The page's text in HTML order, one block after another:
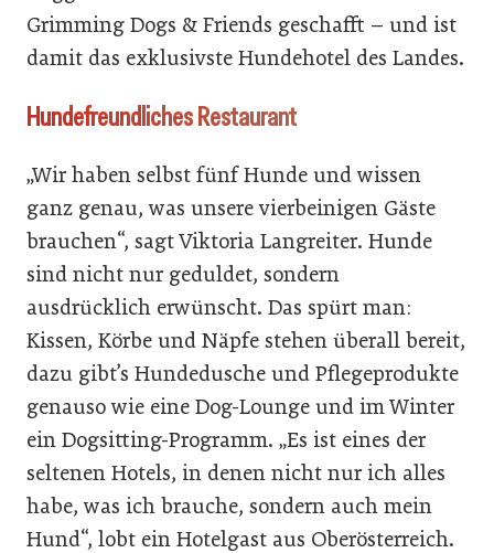
Grimming Dogs & Friends geschafft – und ist
damit das exklusivste Hundehotel des Landes.
Hundefreundliches ­Restaurant
„Wir haben selbst fünf Hunde und wissen
ganz genau, was unsere vierbeinigen Gäste
brauchen“, sagt Viktoria Langreiter. Hunde
sind nicht nur geduldet, sondern
ausdrücklich erwünscht. Das spürt man:
Kissen, Körbe und Näpfe stehen überall bereit,
dazu gibt’s Hundedusche und Pflegeprodukte
genauso wie eine Dog-Lounge und im Winter
ein Dogsitting-Programm. „Es ist eines der
seltenen Hotels, in denen nicht nur ich alles
habe, was ich brauche, sondern auch mein
Hund“, lobt ein Hotelgast aus Oberösterreich.